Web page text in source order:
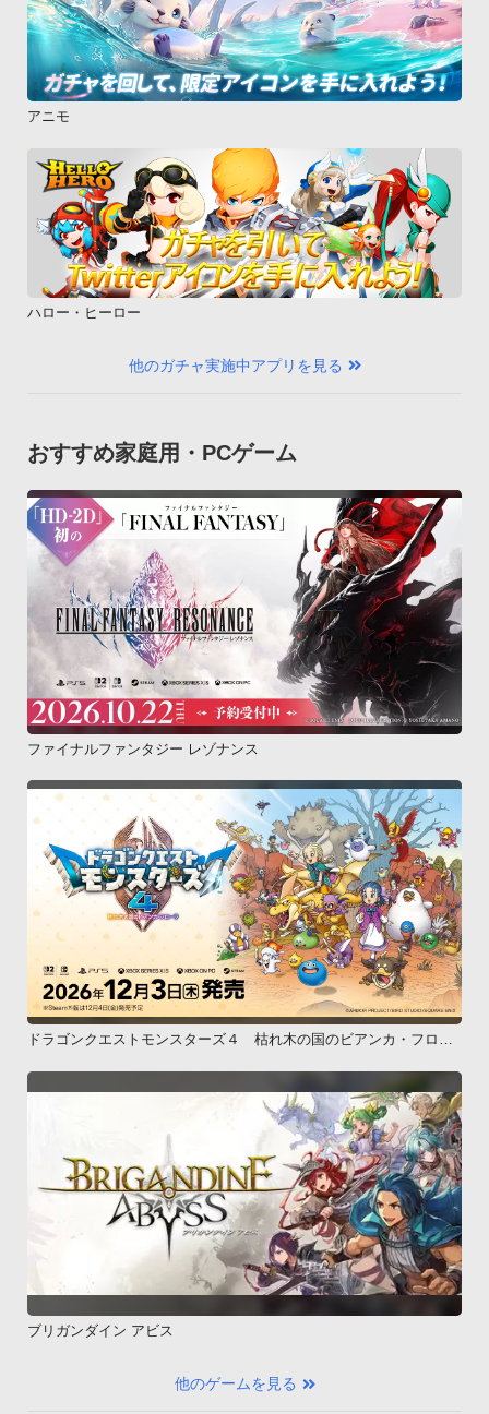
アニモ
ハロー・ヒーロー
他のガチャ実施中アプリを見る
おすすめ家庭用・PCゲーム
ファイナルファンタジー レゾナンス
ドラゴンクエストモンスターズ４ 枯れ木の国のビアンカ・フロー
ブリガンダイン アビス
他のゲームを見る